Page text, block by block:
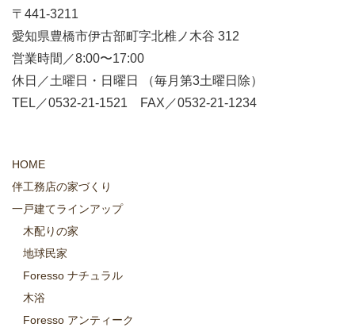
〒441-3211
愛知県豊橋市伊古部町字北椎ノ木谷 312
営業時間／8:00〜17:00
休日／土曜日・日曜日 （毎月第3土曜日除）
TEL／0532-21-1521 FAX／0532-21-1234
HOME
伴工務店の家づくり
一戸建てラインアップ
木配りの家
地球民家
Foresso ナチュラル
木浴
Foresso アンティーク